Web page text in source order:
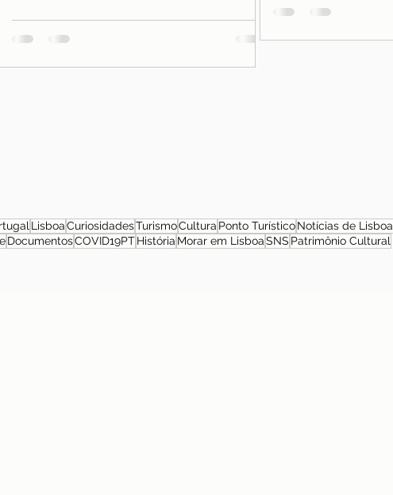
LisboaCuriosidadesTurismoCultura Ponto Turístico Notícias de Lisboa
DocumentosCOVID19PT História Morar em LisboaSNS Patrimônio Cultural